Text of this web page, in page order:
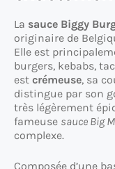
La sauce Biggy
originaire de
Elle est
burgers, kebabs,
est crémeuse, sa
distingue par son
très légèrement
fameuse sauce Big
complexe.
Composée d’une